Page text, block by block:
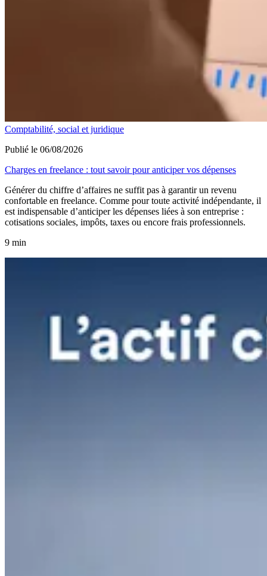
Comptabilité, social et juridique
Publié le 06/08/2026
Charges en freelance : tout savoir pour anticiper vos dépenses
Générer du chiffre d’affaires ne suffit pas à garantir un revenu
confortable en freelance. Comme pour toute activité indépendante, il
est indispensable d’anticiper les dépenses liées à son entreprise :
cotisations sociales, impôts, taxes ou encore frais professionnels.
9 min